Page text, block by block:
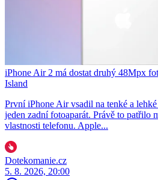
iPhone Air 2 má dostat druhý 48Mpx
Island
První iPhone Air vsadil na tenké a
jeden zadní fotoaparát. Právě to patřilo
vlastnosti telefonu. Apple...
Dotekomanie.cz
5. 8. 2026, 20:00